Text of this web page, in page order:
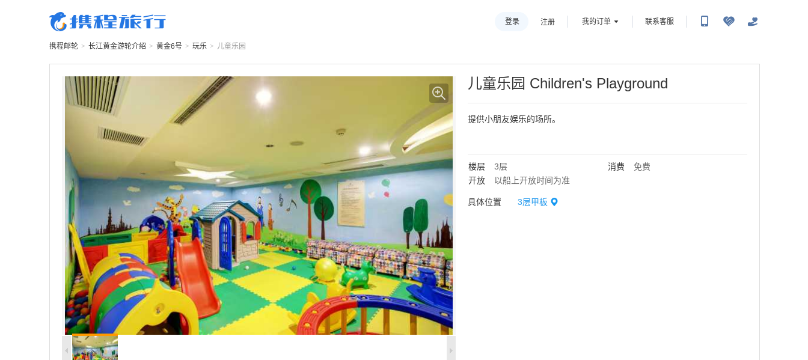
登录 注册 我的订单 联系客服
携程邮轮 > 长江黄金游轮介绍 > 黄金6号 > 玩乐 > 儿童乐园
儿童乐园 Children's Playground
提供小朋友娱乐的场所。
楼层 3层 消费
免费
开放
以船上开放时间为准
具体位置 3层甲板